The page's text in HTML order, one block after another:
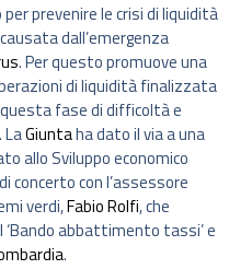
prevenire le crisi di liquidità
dall’emergenza
. Per questo promuove una
di liquidità finalizzata
fase di difficoltà e
Giuntaha dato il via a una
allo Sviluppo economico
concerto con l’assessore
verdi,Fabio Rolfi, che
‘Bando abbattimento tassi’ e
.